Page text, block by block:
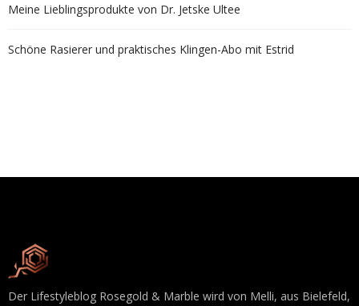
Meine Lieblingsprodukte von Dr. Jetske Ultee
Schöne Rasierer und praktisches Klingen-Abo mit Estrid
Der Lifestyleblog Rosegold & Marble wird von Melli, aus Bielefeld,